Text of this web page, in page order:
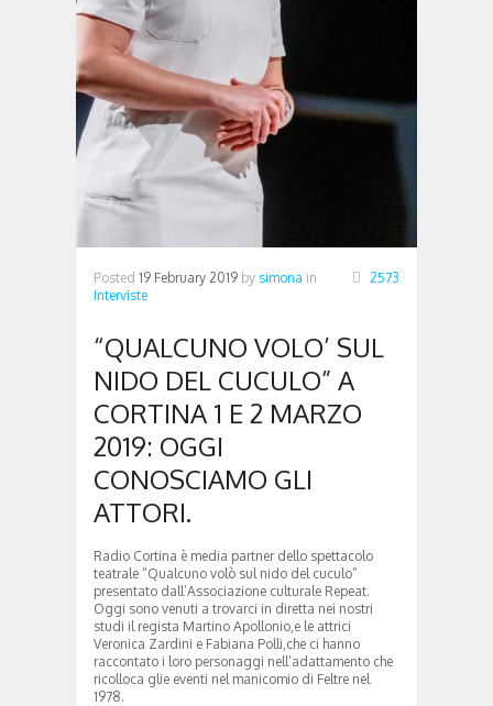
Posted 19 February 2019 by simona in
Interviste
2573
“QUALCUNO VOLO’ SUL
NIDO DEL CUCULO” A
CORTINA 1 E 2 MARZO
2019: OGGI
CONOSCIAMO GLI
ATTORI.
Radio Cortina è media partner dello spettacolo
teatrale “Qualcuno volò sul nido del cuculo”
presentato dall’Associazione culturale Repeat.
Oggi sono venuti a trovarci in diretta nei nostri
studi il regista Martino Apollonio,e le attrici
Veronica Zardini e Fabiana Polli,che ci hanno
raccontato i loro personaggi nell’adattamento che
ricolloca glie eventi nel manicomio di Feltre nel
1978.